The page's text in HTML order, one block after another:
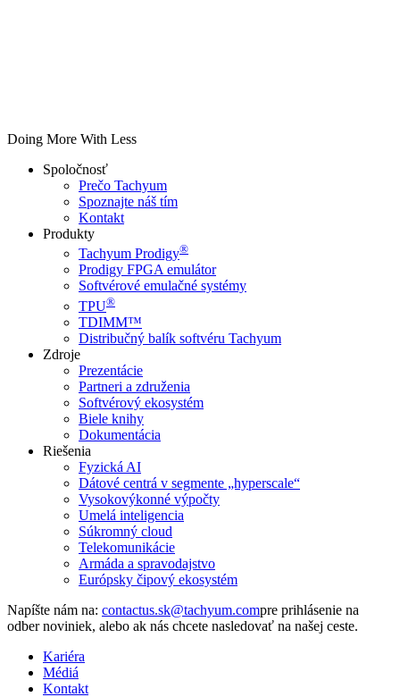
Doing More With Less
Spoločnosť
Prečo Tachyum
Spoznajte náš tím
Kontakt
Produkty
Tachyum Prodigy®
Prodigy FPGA emulátor
Softvérové emulačné systémy
TPU®
TDIMM™
Distribučný balík softvéru Tachyum
Zdroje
Prezentácie
Partneri a združenia
Softvérový ekosystém
Biele knihy
Dokumentácia
Riešenia
Fyzická AI
Dátové centrá v segmente „hyperscale“
Vysokovýkonné výpočty
Umelá inteligencia
Súkromný cloud
Telekomunikácie
Armáda a spravodajstvo
Európsky čipový ekosystém
Napíšte nám na:
pre prihlásenie na
odber noviniek, alebo ak nás chcete nasledovať na našej ceste.
Kariéra
Médiá
Kontakt